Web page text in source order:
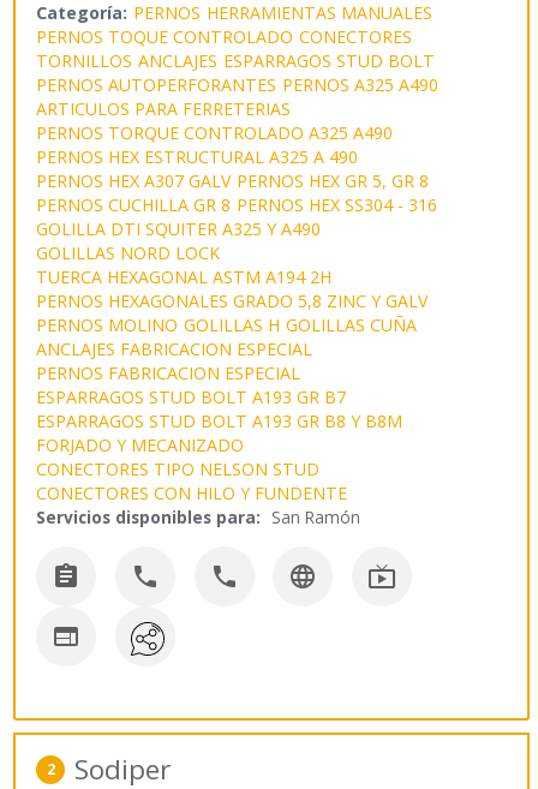
Categoría: PERNOS HERRAMIENTAS MANUALES
PERNOS TOQUE CONTROLADO CONECTORES
TORNILLOS ANCLAJES ESPARRAGOS STUD BOLT
PERNOS AUTOPERFORANTES PERNOS A325 A490
ARTICULOS PARA FERRETERIAS
PERNOS TORQUE CONTROLADO A325 A490
PERNOS HEX ESTRUCTURAL A325 A 490
PERNOS HEX A307 GALV PERNOS HEX GR 5, GR 8
PERNOS CUCHILLA GR 8 PERNOS HEX SS304 - 316
GOLILLA DTI SQUITER A325 Y A490
GOLILLAS NORD LOCK
TUERCA HEXAGONAL ASTM A194 2H
PERNOS HEXAGONALES GRADO 5,8 ZINC Y GALV
PERNOS MOLINO GOLILLAS H GOLILLAS CUÑA
ANCLAJES FABRICACION ESPECIAL
PERNOS FABRICACION ESPECIAL
ESPARRAGOS STUD BOLT A193 GR B7
ESPARRAGOS STUD BOLT A193 GR B8 Y B8M
FORJADO Y MECANIZADO
CONECTORES TIPO NELSON STUD
CONECTORES CON HILO Y FUNDENTE
Servicios disponibles para: San Ramón
    

2 Sodiper